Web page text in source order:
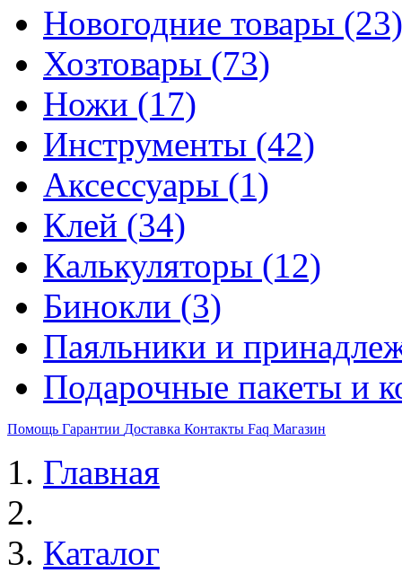
Новогодние товары (23)
Хозтовары (73)
Ножи (17)
Инструменты (42)
Аксессуары (1)
Клей (34)
Калькуляторы (12)
Бинокли (3)
Паяльники и
Подарочные пакеты и
Помощь Гарантии Доставка Контакты Faq Магазин
Главная
Каталог